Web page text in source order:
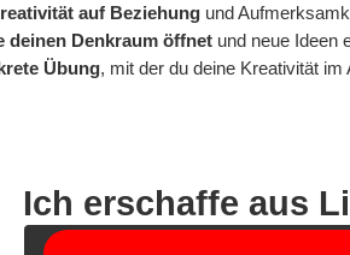
auf Beziehung und
deinen Denkraum öffnet und neue Ideen
Übung, mit der du deine Kreativität im
Ich erschaffe aus